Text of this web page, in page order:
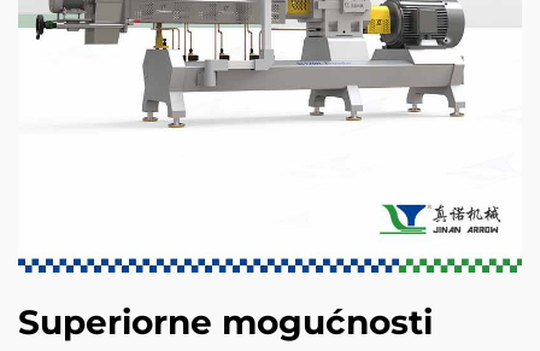
Superiorne mogućnosti